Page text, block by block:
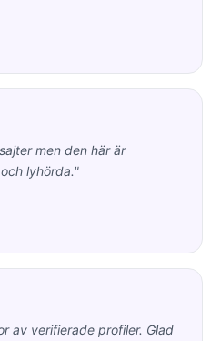
men den här är
lyhörda."
av verifierade profiler. Glad